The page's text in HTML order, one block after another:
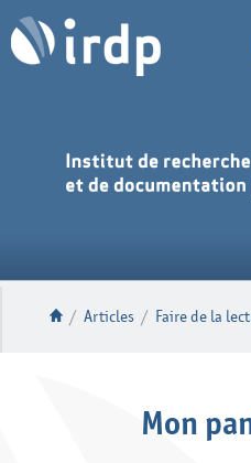
/ Articles / Faire de la
Mon